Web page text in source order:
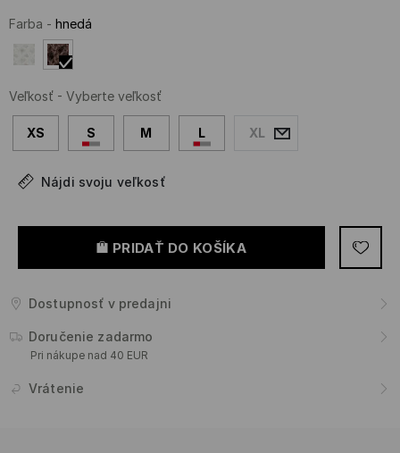
Farba - hnedá
Veľkosť - Vyberte veľkosť
XS S M L XL
Nájdi svoju veľkosť
PRIDAŤ DO KOŠÍKA
Dostupnosť v predajni
Doručenie zadarmo
Pri nákupe nad 40 EUR
Vrátenie